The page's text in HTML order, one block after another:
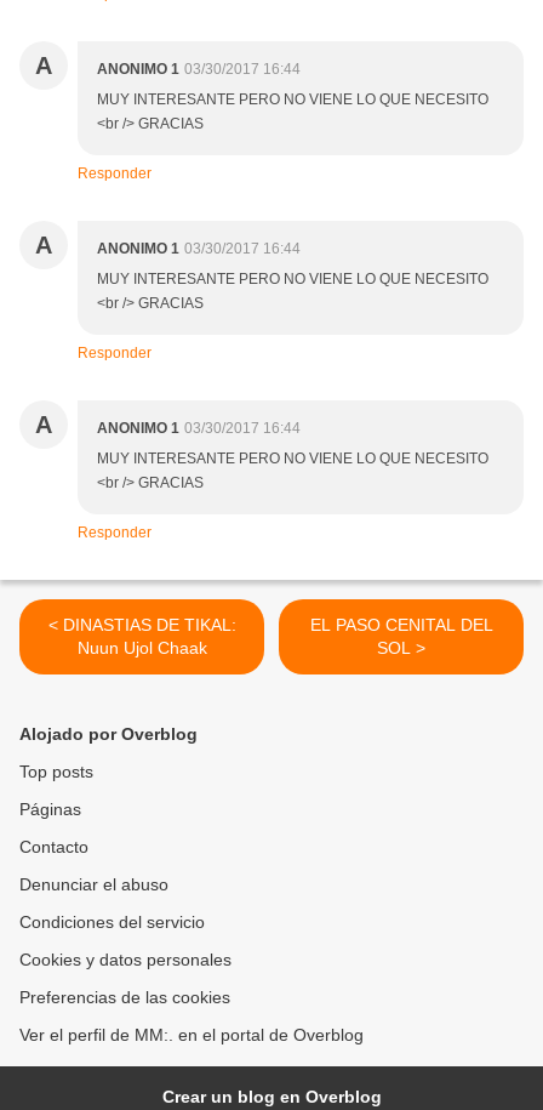
A ANONIMO 1 03/30/2017 16:44
MUY INTERESANTE PERO NO VIENE LO QUE NECESITO
<br /> GRACIAS
Responder
A ANONIMO 1 03/30/2017 16:44
MUY INTERESANTE PERO NO VIENE LO QUE NECESITO
<br /> GRACIAS
Responder
A ANONIMO 1 03/30/2017 16:44
MUY INTERESANTE PERO NO VIENE LO QUE NECESITO
<br /> GRACIAS
Responder
< DINASTIAS DE TIKAL:
Nuun Ujol Chaak
EL PASO CENITAL DEL
SOL >
Alojado por Overblog
Top posts
Páginas
Contacto
Denunciar el abuso
Condiciones del servicio
Cookies y datos personales
Preferencias de las cookies
Ver el perfil de MM:. en el portal de Overblog
Crear un blog en Overblog